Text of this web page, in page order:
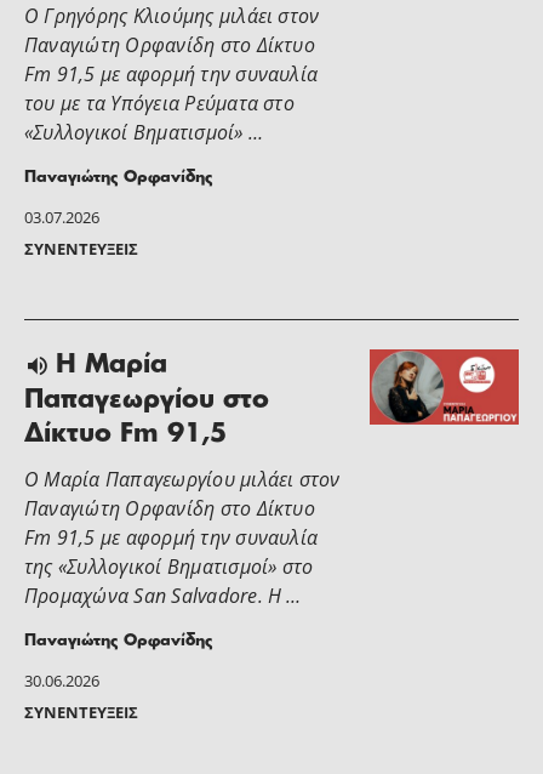
03.07.2026
ΣΥΝΕΝΤΕΎΞΕΙΣ
Ο Γρηγόρης Κλιούμης μιλάει στoν
Παναγιώτη Ορφανίδη στο Δίκτυο
Fm 91,5 με αφορμή την συναυλία
του με τα Υπόγεια Ρεύματα στο
«Συλλογικοί Βηματισμοί» …
Παναγιώτης Ορφανίδης
30.06.2026
ΣΥΝΕΝΤΕΎΞΕΙΣ
H Μαρία
Παπαγεωργίου στο
Δίκτυο Fm 91,5
Ο Μαρία Παπαγεωργίου μιλάει στoν
Παναγιώτη Ορφανίδη στο Δίκτυο
Fm 91,5 με αφορμή την συναυλία
της «Συλλογικοί Βηματισμοί» στο
Προμαχώνα San Salvadore. Η …
Παναγιώτης Ορφανίδης